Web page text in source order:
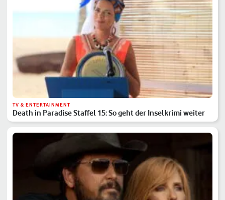
TV & ENTERTAINMENT
Death in Paradise Staffel 15: So geht der Inselkrimi weiter